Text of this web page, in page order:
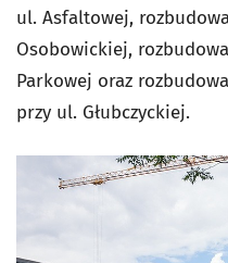
ul. Asfaltowej,
Osobowickiej,
Parkowej oraz
przy ul. Głubczyckiej.